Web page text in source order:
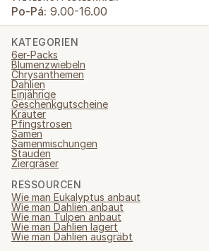
Po-Pá: 9.00-16.00
KATEGORIEN
6er-Packs
Blumenzwiebeln
Chrysanthemen
Dahlien
Einjährige
Geschenkgutscheine
Kräuter
Pfingstrosen
Samen
Samenmischungen
Stauden
Ziergräser
RESSOURCEN
Wie man Eukalyptus anbaut
Wie man Dahlien anbaut
Wie man Tulpen anbaut
Wie man Dahlien lagert
Wie man Dahlien ausgräbt